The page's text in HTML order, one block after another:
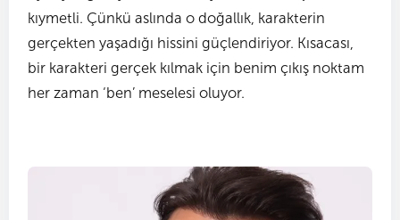
kıymetli. Çünkü aslında o doğallık, karakterin
gerçekten yaşadığı hissini güçlendiriyor. Kısacası,
bir karakteri gerçek kılmak için benim çıkış noktam
her zaman ‘ben’ meselesi oluyor.